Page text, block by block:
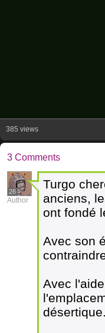
385 views
3 Comments
26
Author
Turgo
anciens,
ont fondé
Avec son
Avec
désertique.